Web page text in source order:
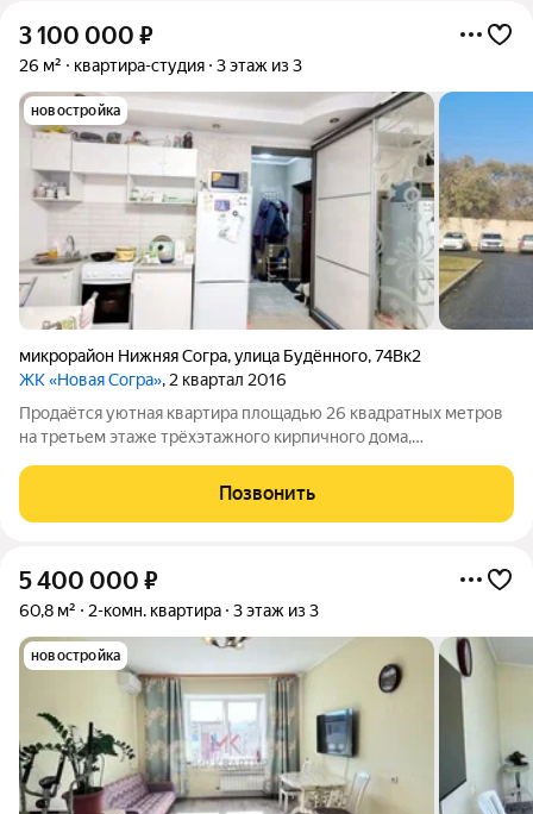
3 100 000 ₽
26 м² квартира-студия 3 этаж из 3
новостройка
микрорайон Нижняя Согра,улица Будённого,74Вк2
ЖК «Новая Согра», 2 квартал 2016
Продаётся уютная квартира площадью 26 квадратных метров
на третьем этаже трёхэтажного кирпичного дома,
74в к2. Дом построен в 2016 году и отличается современной
архитектурой и качеством
Позвонить
5 400 000 ₽
60,8 м² 2-комн. квартира 3 этаж из 3
новостройка